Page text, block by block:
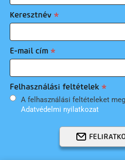
Keresztnév
E-mail cím
Felhasználási feltételek
A felhasználási feltételeket
Adatvédelmi nyilatkozat